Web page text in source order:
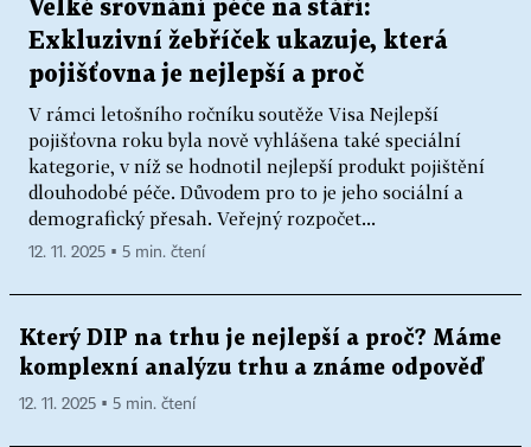
Velké srovnání péče na stáří:
Exkluzivní žebříček ukazuje, která
pojišťovna je nejlepší a proč
V rámci letošního ročníku soutěže Visa Nejlepší
pojišťovna roku byla nově vyhlášena také speciální
kategorie, v níž se hodnotil nejlepší produkt pojištění
dlouhodobé péče. Důvodem pro to je jeho sociální a
demografický přesah. Veřejný rozpočet...
12. 11. 2025 ▪ 5 min. čtení
Který DIP na trhu je nejlepší a proč? Máme
komplexní analýzu trhu a známe odpověď
12. 11. 2025 ▪ 5 min. čtení